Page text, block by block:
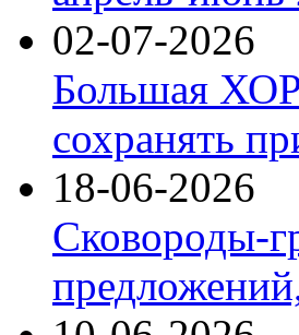
02-07-2026
Большая
сохранять
18-06-2026
Сковороды-